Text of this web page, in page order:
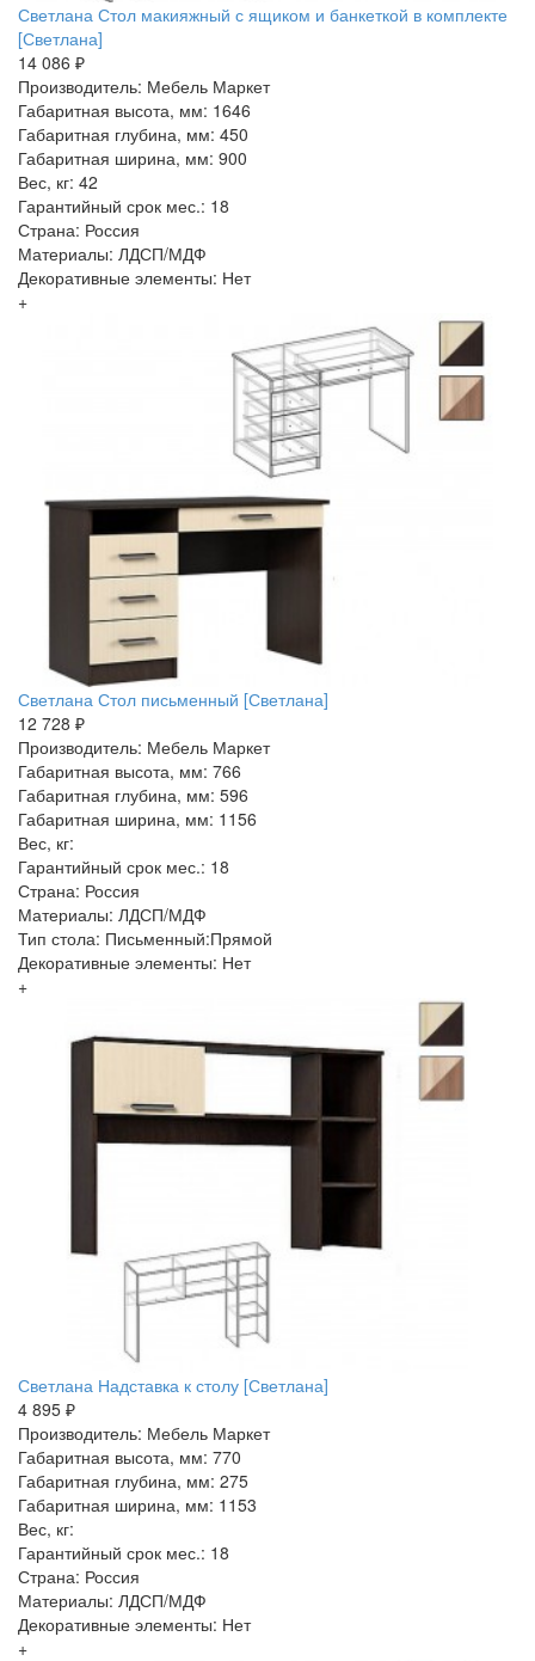
Светлана Стол макияжный с ящиком и банкеткой в комплекте
[Светлана]
14 086 ₽
Производитель: Мебель Маркет
Габаритная высота, мм: 1646
Габаритная глубина, мм: 450
Габаритная ширина, мм: 900
Вес, кг: 42
Гарантийный срок мес.: 18
Страна: Россия
Материалы: ЛДСП/МДФ
Декоративные элементы: Нет
+
Светлана Стол письменный [Светлана]
12 728 ₽
Производитель: Мебель Маркет
Габаритная высота, мм: 766
Габаритная глубина, мм: 596
Габаритная ширина, мм: 1156
Вес, кг:
Гарантийный срок мес.: 18
Страна: Россия
Материалы: ЛДСП/МДФ
Тип стола: Письменный:Прямой
Декоративные элементы: Нет
+
Светлана Надставка к столу [Светлана]
4 895 ₽
Производитель: Мебель Маркет
Габаритная высота, мм: 770
Габаритная глубина, мм: 275
Габаритная ширина, мм: 1153
Вес, кг:
Гарантийный срок мес.: 18
Страна: Россия
Материалы: ЛДСП/МДФ
Декоративные элементы: Нет
+